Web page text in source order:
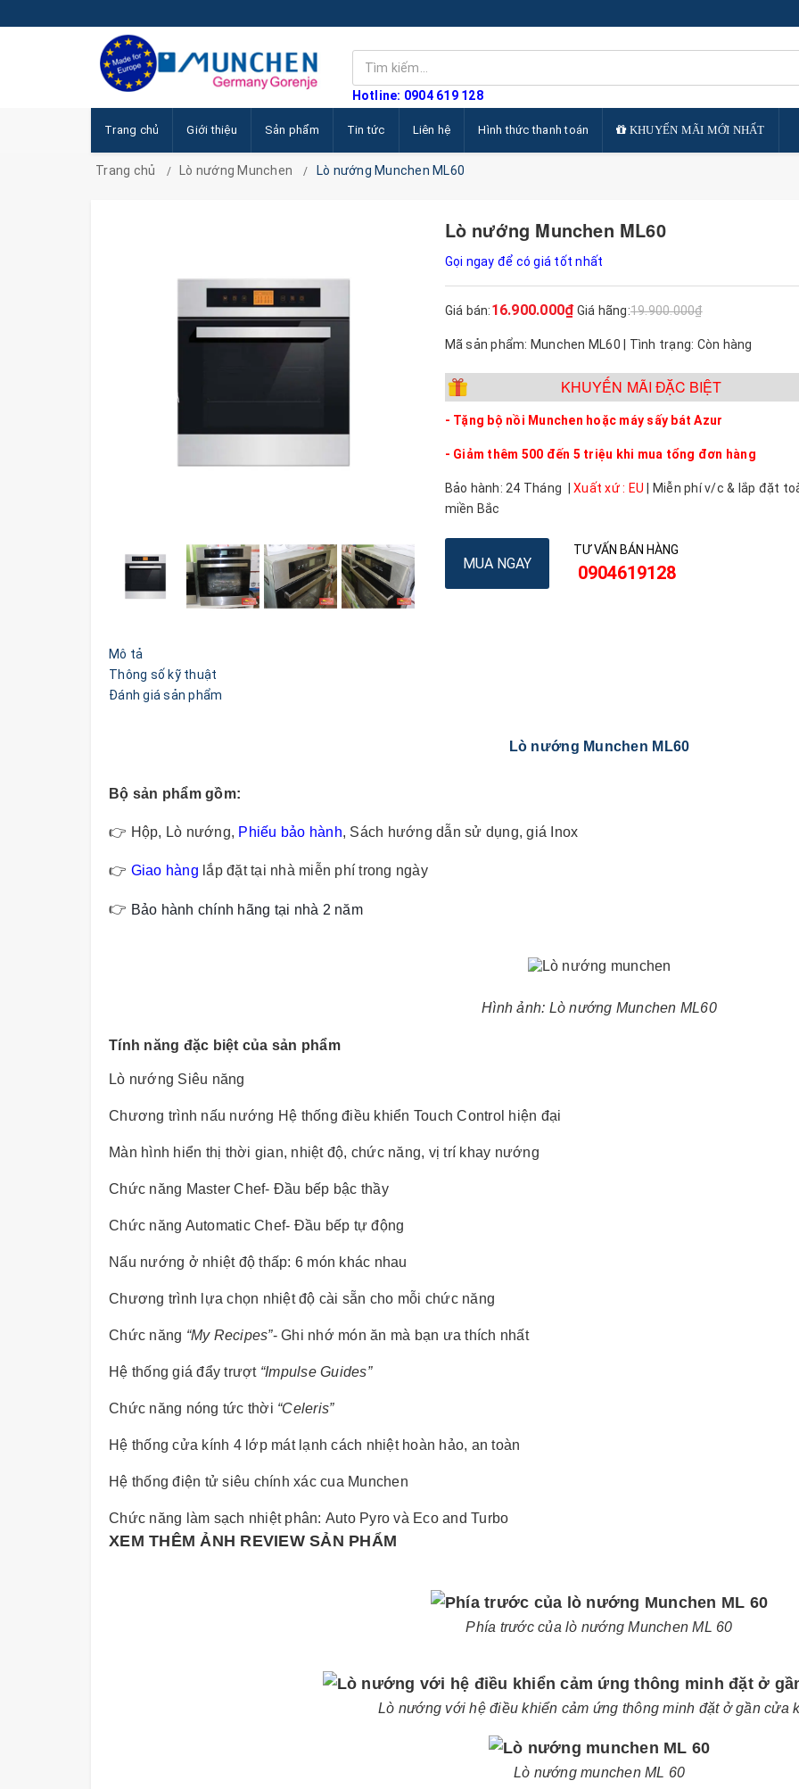
Hotline: 0904 619 128
Trang chủ Giới thiệu Sản phẩm Tin tức Liên hệ Hình thức thanh toán KHUYẾN MÃI MỚI NHẤT
Trang chủ Lò nướng Munchen Lò nướng Munchen ML60
Lò nướng Munchen ML60
Gọi ngay để có giá tốt nhất
Giá bán:16.900.000₫ Giá hãng:19.900.000₫
Mã sản phẩm: Munchen ML60 | Tình trạng: Còn hàng
KHUYẾN MÃI ĐẶC BIỆT
- Tặng bộ nồi Munchen hoặc máy sấy bát Azur
- Giảm thêm 500 đến 5 triệu khi mua tổng đơn hàng
Bảo hành: 24 Tháng |Xuất xứ : EU | Miễn phí v/c & lắp đặt
miền Bắc
MUA NGAY
TƯ VẤN BÁN HÀNG
0904619128
Mô tả
Thông số kỹ thuật
Đánh giá sản phẩm
Lò nướng Munchen ML60
Bộ sản phẩm gồm:
👉 Hộp, Lò nướng, Phiếu bảo hành, Sách hướng dẫn sử dụng, giá Inox
👉 Giao hàng lắp đặt tại nhà miễn phí trong ngày
👉 Bảo hành chính hãng tại nhà 2 năm
Hình ảnh: Lò nướng Munchen ML60
Tính năng đặc biệt của sản phẩm
Lò nướng Siêu năng
Chương trình nấu nướng Hệ thống điều khiển Touch Control hiện đại
Màn hình hiển thị thời gian, nhiệt độ, chức năng, vị trí khay nướng
Chức năng Master Chef- Ðầu bếp bậc thầy
Chức năng Automatic Chef- Ðầu bếp tự động
Nấu nướng ở nhiệt độ thấp: 6 món khác nhau
Chương trình lựa chọn nhiệt độ cài sẵn cho mỗi chức năng
Chức năng “My Recipes”- Ghi nhớ món ăn mà bạn ưa thích nhất
Hệ thống giá đẩy trượt “Impulse Guides”
Chức năng nóng tức thời “Celeris”
Hệ thống cửa kính 4 lớp mát lạnh cách nhiệt hoàn hảo, an toàn
Hệ thống điện tử siêu chính xác cua Munchen
Chức năng làm sạch nhiệt phân: Auto Pyro và Eco and Turbo
XEM THÊM ẢNH REVIEW SẢN PHẨM
Phía trước của lò nướng Munchen ML 60
Lò nướng với hệ điều khiển cảm ứng thông minh đặt ở gần cửa
Lò nướng munchen ML 60